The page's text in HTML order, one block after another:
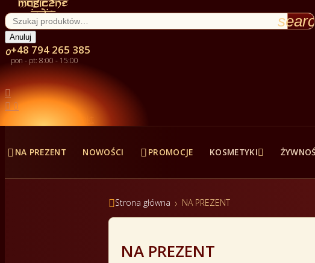
search
Anuluj
+48 794 265 385
pon - pt: 8:00 - 15:00

0
 NA PREZENT NOWOŚCI  PROMOCJE KOSMETYKI
Strona główna NA PREZENT
NA PREZENT